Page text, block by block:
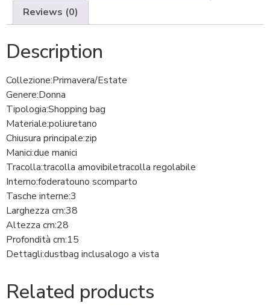
Reviews (0)
Description
Collezione:Primavera/Estate
Genere:Donna
Tipologia:Shopping bag
Materiale:poliuretano
Chiusura principale:zip
Manici:due manici
Tracolla:tracolla amovibiletracolla regolabile
Interno:foderatouno scomparto
Tasche interne:3
Larghezza cm:38
Altezza cm:28
Profondità cm:15
Dettagli:dustbag inclusalogo a vista
Related products